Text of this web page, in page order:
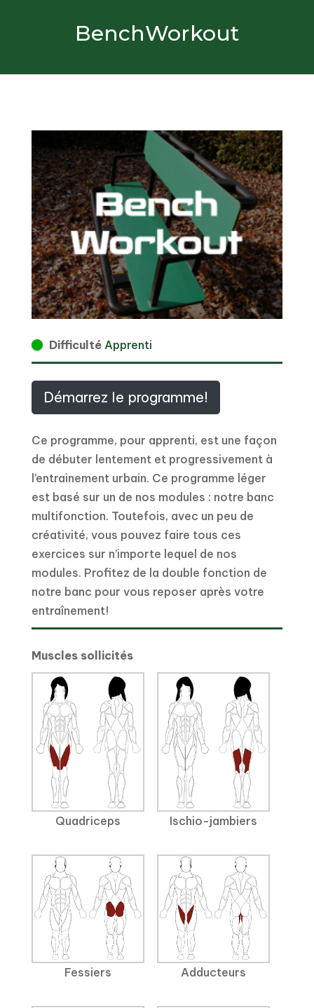
BenchWorkout
Difficulté Apprenti
Démarrez le programme!
Ce programme, pour apprenti, est une façon
de débuter lentement et progressivement à
l’entrainement urbain. Ce programme léger
est basé sur un de nos modules : notre banc
multifonction. Toutefois, avec un peu de
créativité, vous pouvez faire tous ces
exercices sur n’importe lequel de nos
modules. Profitez de la double fonction de
notre banc pour vous reposer après votre
entraînement!
Muscles sollicités
Quadriceps Ischio-jambiers
Fessiers Adducteurs